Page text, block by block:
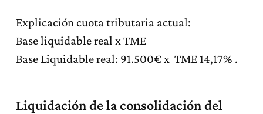
Explicación cuota tributaria actual:
Base liquidable real x TME
Base Liquidable real: 91.500€ x TME 14,17% .
Liquidación de la consolidación del